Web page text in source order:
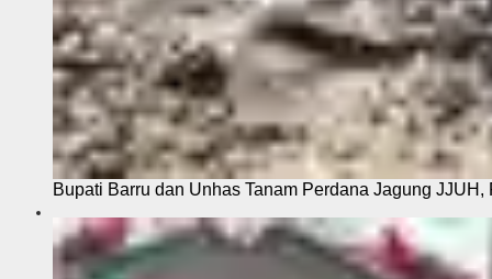
Bupati Barru dan Unhas Tanam Perdana Jagung